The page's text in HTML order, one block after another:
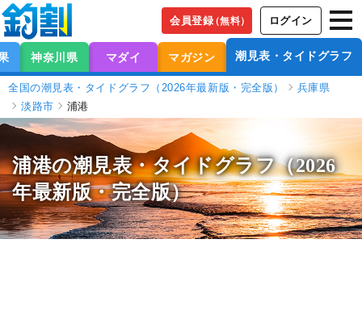
会員登録（無料） ログイン
神奈川県 マダイ マガジン 潮見表・タイドグラフ
全国の潮見表・タイドグラフ（2026年最新版・完全版）
兵庫県
淡路市
浦港
浦港の潮見表・タイドグラフ（2026
年最新版・完全版）